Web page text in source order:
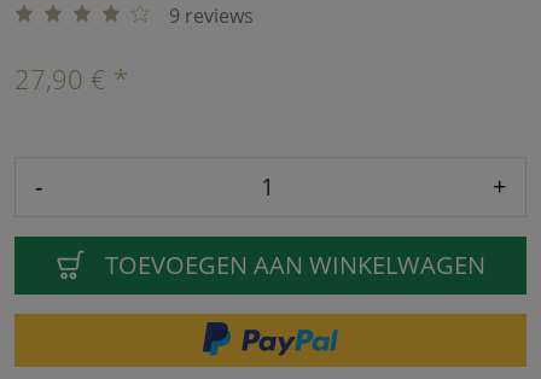
9 reviews
27,90 € *
- +
TOEVOEGEN AAN WINKELWAGEN